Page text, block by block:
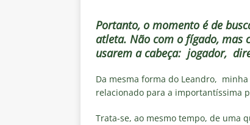
Portanto, o momento é de
atleta. Não com o fígado, mas
usarem a cabeça: jogador,
Da mesma forma do Leandro,
relacionado para a importantíssima
Trata-se, ao mesmo tempo, de uma